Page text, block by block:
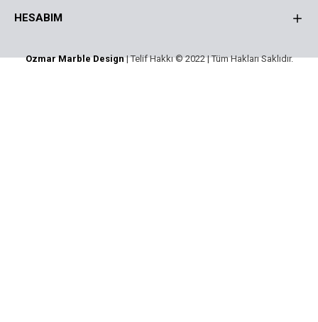
HESABIM
Ozmar Marble Design| Telif Hakkı © 2022 | Tüm Hakları Saklıdır.